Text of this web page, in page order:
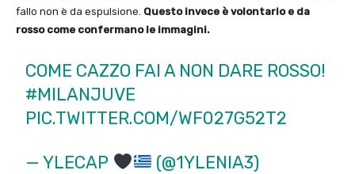
fallo non è da espulsione. Questo invece è volontario e da
rosso come confermano le immagini.
COME CAZZO FAI A NON DARE ROSSO!
#MILANJUVE
PIC.TWITTER.COM/WF027G52T2
— YLECAP
(@1YLENIA3)